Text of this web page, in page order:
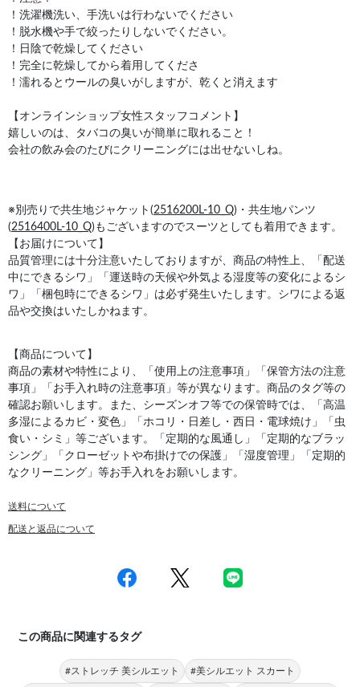
！洗濯機洗い、手洗いは行わないでください
！脱水機や手で絞ったりしないでください。
！日陰で乾燥してください
！完全に乾燥してから着用してくださ
！濡れるとウールの臭いがしますが、乾くと消えます
【オンラインショップ女性スタッフコメント】
嬉しいのは、タバコの臭いが簡単に取れること！
会社の飲み会のたびにクリーニングには出せないしね。
※別売りで共生地ジャケット(2516200L-10_Q)・共生地パンツ
(2516400L-10_Q)もございますのでスーツとしても着用できます。
【お届けについて】
品質管理には十分注意いたしておりますが、商品の特性上、「配送
中にできるシワ」「運送時の天候や外気よる湿度等の変化によるシ
ワ」「梱包時にできるシワ」は必ず発生いたします。シワによる返
品や交換はいたしかねます。
【商品について】
商品の素材や特性により、「使用上の注意事項」「保管方法の注意
事項」「お手入れ時の注意事項」等が異なります。商品のタグ等の
確認お願いします。また、シーズンオフ等での保管時では、「高温
多湿によるカビ・変色」「ホコリ・日差し・西日・電球焼け」「虫
食い・シミ」等ございます。「定期的な風通し」「定期的なブラッ
シング」「クローゼットや布掛けでの保護」「湿度管理」「定期的
なクリーニング」等お手入れをお願いします。
送料について
配送と返品について
この商品に関連するタグ
#ストレッチ 美シルエット #美シルエット スカート